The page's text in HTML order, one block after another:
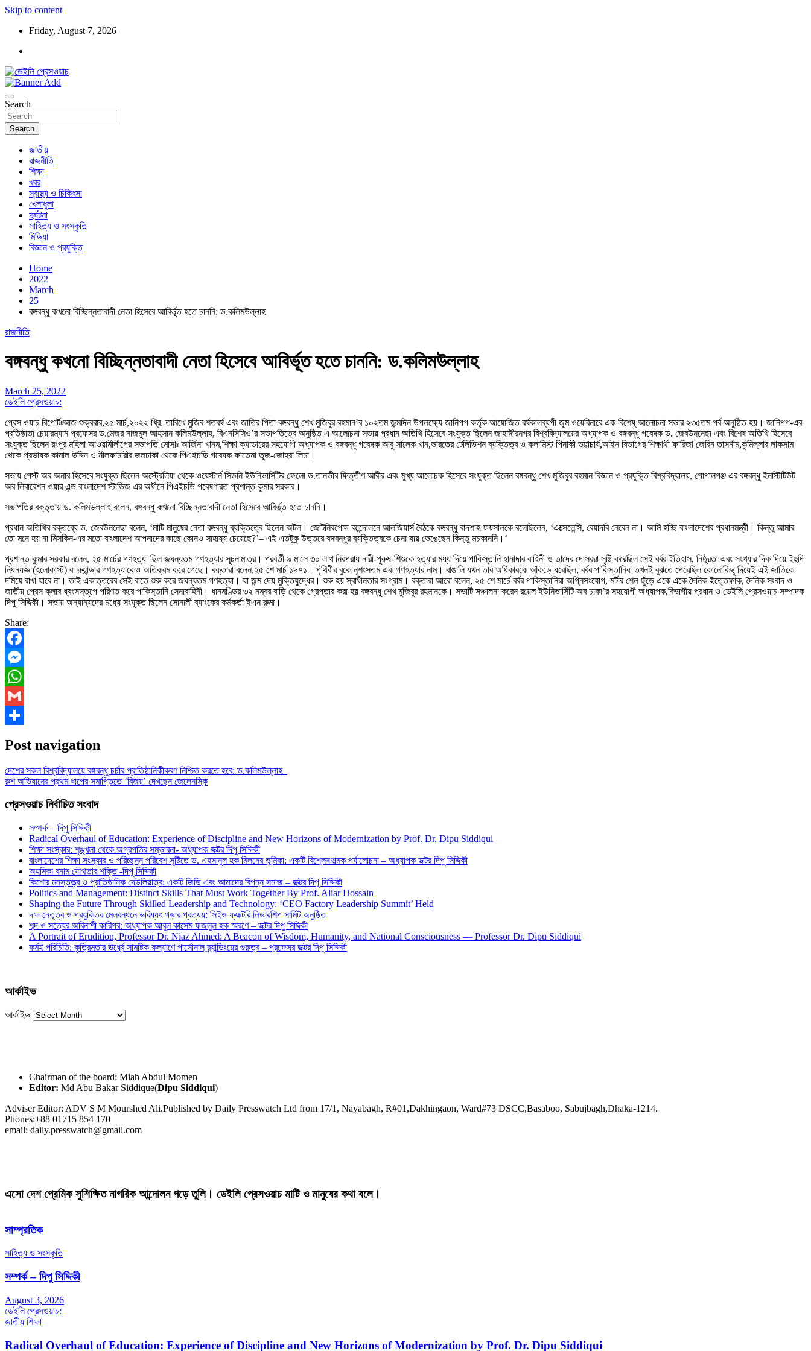
Skip to content
Friday, August 7, 2026
ডেইলি প্রেসওয়াচ
Search
Search
জাতীয়
রাজনীতি
শিক্ষা
খবর
স্বাস্থ্য ও চিকিৎসা
খেলাধুলা
দুর্ঘটনা
সাহিত্য ও সংস্কৃতি
মিডিয়া
বিজ্ঞান ও প্রযুক্তি
Home
2022
March
25
বঙ্গবন্ধু কখনো বিচ্ছিন্নতাবাদী নেতা হিসেবে আবির্ভূত হতে চাননি: ড.কলিমউল্লাহ
রাজনীতি
বঙ্গবন্ধু কখনো বিচ্ছিন্নতাবাদী নেতা হিসেবে আবির্ভূত হতে চাননি: ড.কলিমউল্লাহ
March 25, 2022
ডেইলি প্রেসওয়াচ:
প্রেস ওয়াচ রিপোর্টঃআজ শুক্রবার,২৫ মার্চ,২০২২ খ্রি. তারিখে মুজিব শতবর্ষ এবং জাতির পিতা বঙ্গবন্ধু শেখ মুজিবুর রহমান’র ১০২তম জন্মদিন উপলক্ষ্যে জানিপপ কর্তৃক আয়োজিত বর্ষকালব্যপী জুম ওয়েবিনারে এক বিশেষ্ আলোচনা সভার ২৩৫তম পর্ব অনুষ্ঠিত হয়। জানিপপ-এর
প্রতিষ্ঠাতা চেয়ারম্যান প্রফেসর ড.মেজর নাজমুল আহসান কলিমউল্লাহ, বিএনসিসিও’র সভাপতিত্বে অনুষ্ঠিত এ আলোচনা সভায় প্রধান অতিথি হিসেবে সংযুক্ত ছিলেন জাহাঙ্গীরনগর বিশ্ববিদ্যালয়ের অধ্যাপক ও বঙ্গবন্ধু গবেষক ড. জেবউননেছা এবং বিশেষ অতিথি হিসেবে
সংযুক্ত ছিলেন রংপুর মহিলা আওয়ামীলীগের সভাপতি মোসাঃ আর্জিনা খানম,শিক্ষা ক্যাডারের সহযোগী অধ্যাপক ও বঙ্গবন্ধু গবেষক আবু সালেক খান,ভারতের টেলিভিশন ব্যক্তিত্ব ও কলামিস্ট পিনাকী ভট্টাচার্য,আইন বিভাগের শিক্ষার্থী ফারিজা জেরিন তাসনীম,কুমিল্লার লাকসাম
থেকে প্রভাষক কামাল উদ্দিন ও নীলফামারীর জলঢাকা থেকে পিএইচডি গবেষক ফাতেমা তুজ-জোহরা লিমা।
সভায় গেস্ট অব অনার হিসেবে সংযুক্ত ছিলেন অস্ট্রেলিয়া থেকে ওয়েস্টার্ন সিডনি ইউনিভার্সিটির ফেলো ড.তানভীর ফিত্তীণ আবীর এবং মুখ্য আলোচক হিসেবে সংযুক্ত ছিলেন বঙ্গবন্ধু শেখ মুজিবুর রহমান বিজ্ঞান ও প্রযুক্তি বিশ্ববিদ্যালয়, গোপালগঞ্জ এর বঙ্গবন্ধু ইনস্টিটিউট
অব লিবারেশন ওয়ার এন্ড বাংলাদেশ স্টাডিজ এর অধীনে পিএইচডি গবেষণারত প্রশান্ত কুমার সরকার।
সভাপতির বক্তৃতায় ড. কলিমউল্লাহ বলেন, বঙ্গবন্ধু কখনো বিচ্ছিন্নতাবাদী নেতা হিসেবে আবির্ভূত হতে চাননি।
প্রধান অতিথির বক্তব্যে ড. জেবউননেছা বলেন, ‘মাটি মানুষের নেতা বঙ্গবন্ধু ব্যক্তিত্বে ছিলেন অটল। জোটনিরপেক্ষ আন্দোলনে আলজিয়ার্স বৈঠকে বঙ্গবন্ধু বাদশাহ ফয়সালকে বলেছিলেন, ‘এক্সেলেন্সি, বেয়াদবি নেবেন না। আমি হচ্ছি বাংলাদেশের প্রধানমন্ত্রী। কিন্তু আমার
তো মনে হয় না মিসকিন-এর মতো বাংলাদেশ আপনাদের কাছে কোনও সাহায্য চেয়েছে?’– এই এতটুকু উত্তরে বঙ্গবন্ধুর ব্যক্তিত্বকে চেনা যায় ভেঙেছেন কিন্তু মচকাননি।‘
প্রশান্ত কুমার সরকার বলেন, ২৫ মার্চের গণহত্যা ছিল জঘন্যতম গণহত্যার সূচনামাত্র। পরবর্তী ৯ মাসে ৩০ লাখ নিরপরাধ নারী-পুরুষ-শিশুকে হত্যার মধ্য দিয়ে পাকিস্তানি হানাদার বাহিনী ও তাদের দোসররা সৃষ্টি করেছিল সেই বর্বর ইতিহাস, নিষ্ঠুরতা এবং সংখ্যার দিক দিয়ে ইহুদি
নিধনযজ্ঞ (হলোকাস্ট) বা রুয়ান্ডার গণহত্যাকেও অতিক্রম করে গেছে। বক্তারা বলেন,২৫ শে মার্চ ১৯৭১। পৃথিবীর বুকে নৃশংসতম এক গণহত্যার নাম। বাঙালি যখন তার অধিকারকে আঁকড়ে ধরেছিল, বর্বর পাকিস্তানিরা তখনই বুঝতে পেরেছিল কোনোকিছু দিয়েই এই জাতিকে
দমিয়ে রাখা যাবে না। তাই একাত্তরের সেই রাতে শুরু করে জঘন্যতম গণহত্যা। যা জন্ম দেয় মুক্তিযুদ্ধের। শুরু হয় স্বাধীনতার সংগ্রাম। বক্তারা আরো বলেন, ২৫ শে মার্চে বর্বর পাকিস্তানিরা অগ্নিসংযোগ, মর্টার শেল ছুঁড়ে একে একে দৈনিক ইত্তেফাক, দৈনিক সংবাদ ও
জাতীয় প্রেস ক্লাব ধ্বংসস্তূপে পরিণত করে পাকিস্তানি সেনাবাহিনী। ধানমণ্ডির ৩২ নম্বর বাড়ি থেকে গ্রেপ্তার করা হয় বঙ্গবন্ধু শেখ মুজিবুর রহমানকে। সভাটি সঞ্চালনা করেন রয়েল ইউনিভার্সিটি অব ঢাকা’র সহযোগী অধ্যাপক,বিভাগীয় প্রধান ও ডেইলি প্রেসওয়াচ সম্পাদক
দিপু সিদ্দিকী। সভায় অন্যান্যদের মধ্যে সংযুক্ত ছিলেন সোনালী ব্যাংকের কর্মকর্তা ইএন রুমা।
Share:
Facebook
Messenger
WhatsApp
Gmail
Post navigation
দেশের সকল বিশ্ববিদ্যালয়ে বঙ্গবন্ধু চর্চার প্রাতিষ্ঠানিকীকরণ নিশ্চিত করতে হবে: ড.কলিমউল্লাহ
রুশ অভিযানের প্রথম ধাপের সমাপ্তিতে ‘বিজয়’ দেখছেন জেলেনস্কি
প্রেসওয়াচ নির্বাচিত সংবাদ
সম্পর্ক – দিপু সিদ্দিকী
Radical Overhaul of Education: Experience of Discipline and New Horizons of Modernization by Prof. Dr. Dipu Siddiqui
শিক্ষা সংস্কার: শৃঙ্খলা থেকে অগ্রগতির সম্ভাবনা- অধ্যাপক ডক্টর দিপু সিদ্দিকী
বাংলাদেশের শিক্ষা সংস্কার ও পরিচ্ছন্ন পরিবেশ সৃষ্টিতে ড. এহসানুল হক মিলনের ভূমিকা: একটি বিশ্লেষণাত্মক পর্যালোচনা – অধ্যাপক ডক্টর দিপু সিদ্দিকী
অহমিকা বনাম যৌথতার শক্তি -দিপু সিদ্দিকী
কিশোর মনস্তত্ত্ব ও প্রাতিষ্ঠানিক দেউলিয়াত্ব: একটি জিডি এবং আমাদের বিপন্ন সমাজ – ডক্টর দিপু সিদ্দিকী
Politics and Management: Distinct Skills That Must Work Together By Prof. Aliar Hossain
Shaping the Future Through Skilled Leadership and Technology: ‘CEO Factory Leadership Summit’ Held
দক্ষ নেতৃত্ব ও প্রযুক্তির মেলবন্ধনে ভবিষ্যৎ গড়ার প্রত্যয়: সিইও ফ্যাক্টরি লিডারশিপ সামিট অনুষ্ঠিত
শব্দ ও সত্যের অবিনাশী কারিগর: অধ্যাপক আবুল কাসেম ফজলুল হক স্মরণে – ডক্টর দিপু সিদ্দিকী
A Portrait of Erudition, Professor Dr. Niaz Ahmed: A Beacon of Wisdom, Humanity, and National Consciousness — Professor Dr. Dipu Siddiqui
কর্মই পরিচিতি: কৃত্রিমতার ঊর্ধ্বে সামষ্টিক কল্যাণে পার্সোনাল ব্র্যান্ডিংয়ের গুরুত্ব – প্রফেসর ডক্টর দিপু সিদ্দিকী
আর্কাইভ
আর্কাইভ
Chairman of the board: Miah Abdul Momen
Editor: Md Abu Bakar Siddique(Dipu Siddiqui)
Adviser Editor: ADV S M Mourshed Ali.Published by Daily Presswatch Ltd from 17/1, Nayabagh, R#01,Dakhingaon, Ward#73 DSCC,Basaboo, Sabujbagh,Dhaka-1214.
Phones:+88 01715 854 170
email: daily.presswatch@gmail.com
এসো দেশ প্রেমিক সুশিক্ষিত নাগরিক আন্দোলন গড়ে তুলি। ডেইলি প্রেসওয়াচ মাটি ও মানুষের কথা বলে।
সাম্প্রতিক
সাহিত্য ও সংস্কৃতি
সম্পর্ক – দিপু সিদ্দিকী
August 3, 2026
ডেইলি প্রেসওয়াচ:
জাতীয় শিক্ষা
Radical Overhaul of Education: Experience of Discipline and New Horizons of Modernization by Prof. Dr. Dipu Siddiqui